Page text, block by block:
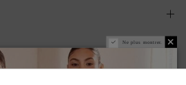
Ne plus montrer.